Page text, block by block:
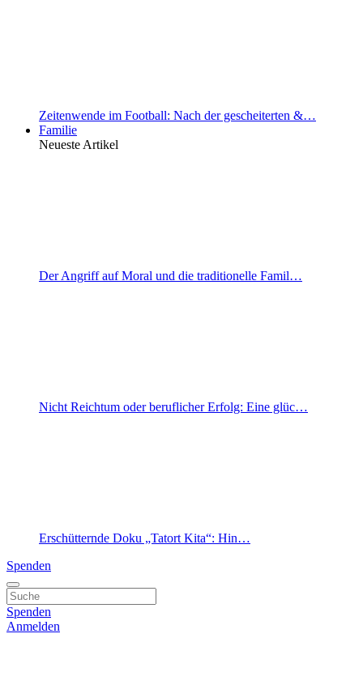
Zeitenwende im Football: Nach der gescheiterten &…
Familie
Neueste Artikel
Der Angriff auf Moral und die traditionelle Famil…
Nicht Reichtum oder beruflicher Erfolg: Eine glüc…
Erschütternde Doku „Tatort Kita“: Hin…
Spenden
Spenden
Anmelden